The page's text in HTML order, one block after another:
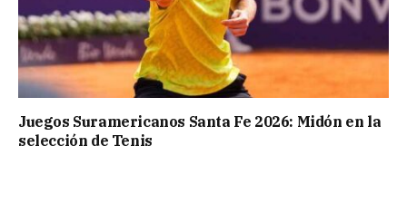
Juegos Suramericanos Santa Fe 2026: Midón en la
selección de Tenis